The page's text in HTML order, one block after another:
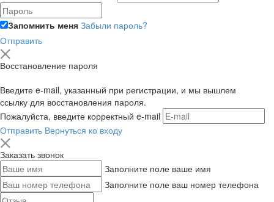
Запомнить меня Забыли пароль?
Отправить
Восстановление пароля
Введите e-mail, указанный при регистрации, и мы вышлем
ссылку для восстановления пароля.
Пожалуйста, введите корректный e-mail
Отправить Вернуться ко входу
Заказать звонок
Заполните поле ваше имя
Заполните поле ваш номер телефона